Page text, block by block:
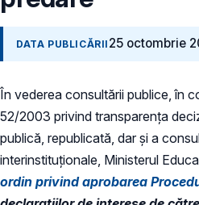
DATA PUBLICĂRII 25 octombrie
În vederea consultării publice, în
52/2003 privind transparenţa
publică, republicată, dar și a
interinstituționale, Ministerul
ordin privind aprobarea